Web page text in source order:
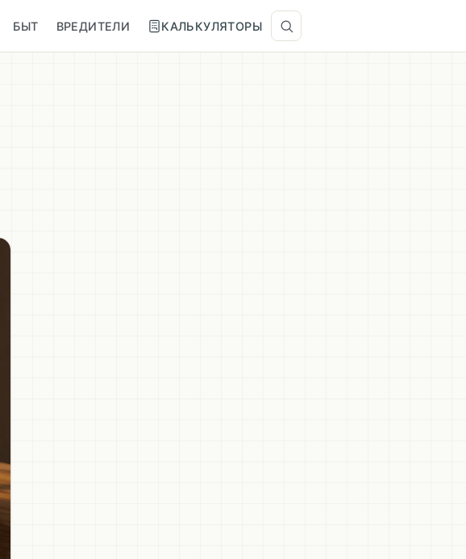
БЫТ ВРЕДИТЕЛИ КАЛЬКУЛЯТОРЫ